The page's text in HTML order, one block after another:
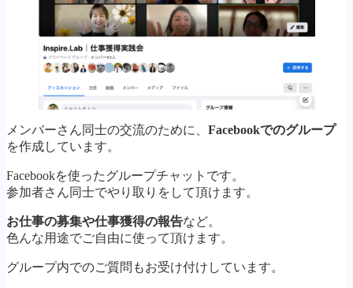
メンバーさん同士の交流のために、 Facebookでのグループ
を作成しています。
Facebookを使ったグループチャットです。
参加者さん同士でやり取りをして頂けます。
お仕事の募集や仕事獲得の報告など。
色んな用途でご自由に使って頂けます。
グループ内でのご質問もお受け付けしています。